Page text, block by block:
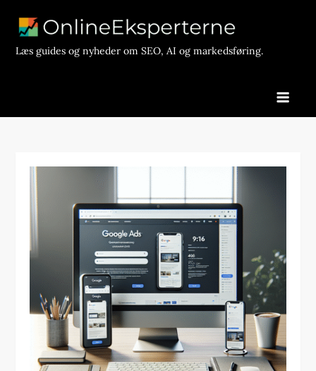
contentLæs guides og nyheder om SEO, AI og markedsføring.